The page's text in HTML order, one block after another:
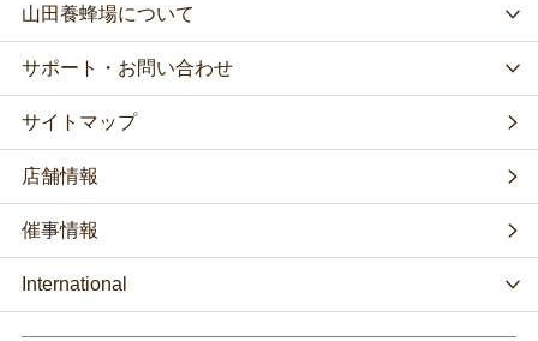
山田養蜂場について
サポート・お問い合わせ
サイトマップ
店舗情報
催事情報
International